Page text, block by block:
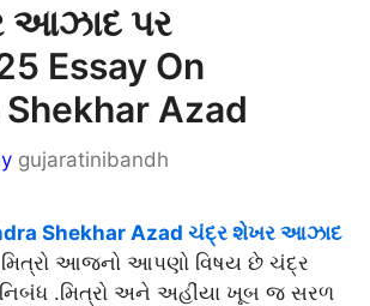
આઝાદ પર
Essay On
Azad
gujaratinibandh
Shekhar Azad ચંદ્ર શેખર આઝાદ
આજનો આપણો વિષય છે ચંદ્ર
.મિત્રો અને અહીંયા ખૂબ જ સરળ